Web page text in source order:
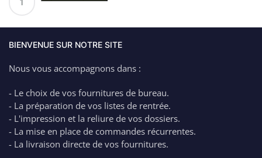
de
en
et
papier
toilé
Dos
12
BIENVENUE SUR NOTRE SITE
Nous vous accompagnons dans :
- Le choix de vos fournitures de bureau.
- La préparation de vos listes de rentrée.
- L'impression et la reliure de vos dossiers.
- La mise en place de commandes récurrentes.
- La livraison directe de vos fournitures.